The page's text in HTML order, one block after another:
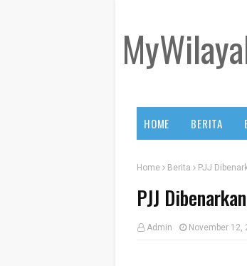
HOME BERITA
Home Berita PJJ
PJJ
Admin November 12,